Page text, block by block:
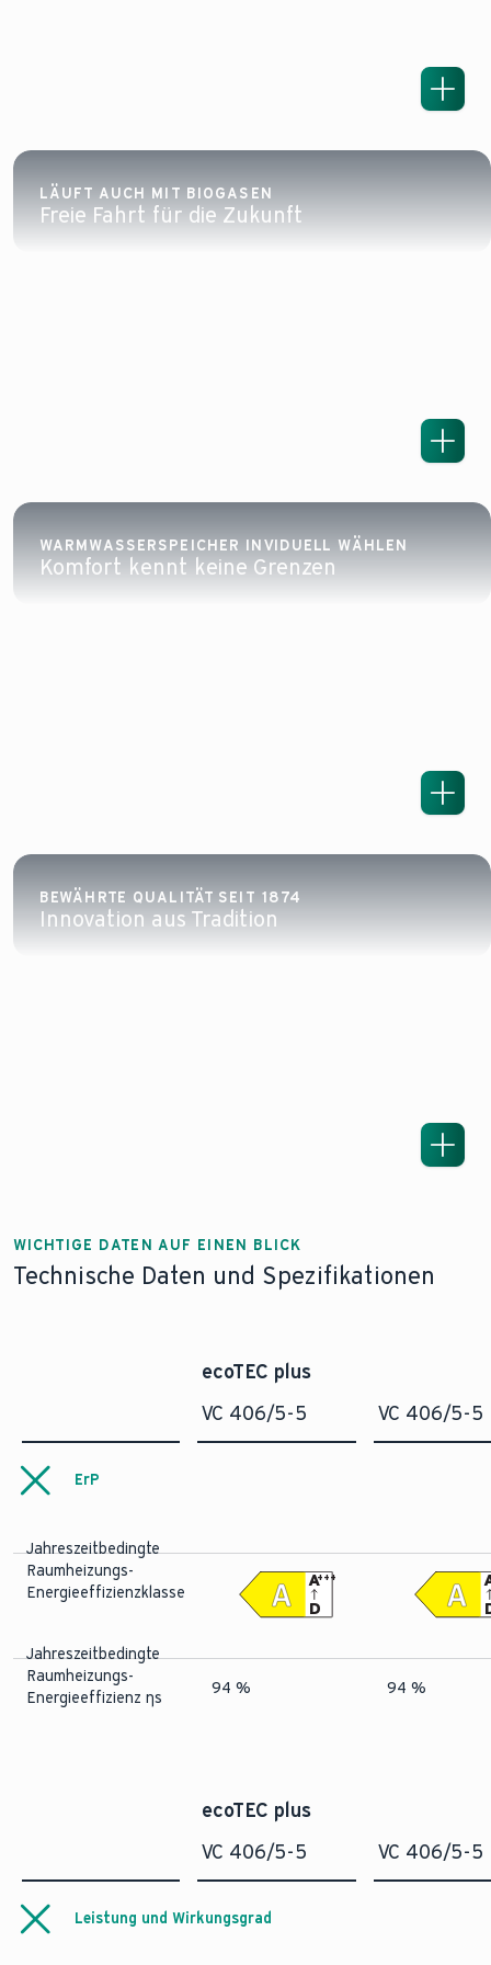
LÄUFT AUCH MIT BIOGASEN
Freie Fahrt für die Zukunft
WARMWASSERSPEICHER INVIDUELL WÄHLEN
Komfort kennt keine Grenzen
BEWÄHRTE QUALITÄT SEIT 1874
Innovation aus Tradition
WICHTIGE DATEN AUF EINEN BLICK
Technische Daten und Spezifikationen
ecoTEC plus
VC 406/5-5
VC 406/5-5
ErP
Jahreszeitbedingte
Raumheizungs-
Energieeffizienzklasse
D
A+++
Jahreszeitbedingte
Raumheizungs-
Energieeffizienz ηs
94 % 94 %
ecoTEC plus
VC 406/5-5
VC 406/5-5
Leistung und Wirkungsgrad